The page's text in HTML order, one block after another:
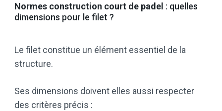
Normes construction court de padel : quelles
dimensions pour le filet ?
Le filet constitue un élément essentiel de la
structure.
Ses dimensions doivent elles aussi respecter
des critères précis :